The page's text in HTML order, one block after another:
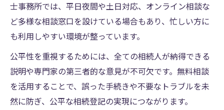
士事務所では、平日夜間や土日対応、オンライン相談な
ど多様な相談窓口を設けている場合もあり、忙しい方に
も利用しやすい環境が整っています。
公平性を重視するためには、全ての相続人が納得できる
説明や専門家の第三者的な意見が不可欠です。無料相談
を活用することで、誤った手続きや不要なトラブルを未
然に防ぎ、公平な相続登記の実現につながります。